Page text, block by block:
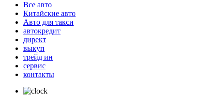
Все авто
Китайские авто
Авто для такси
автокредит
директ
выкуп
трейд ин
сервис
контакты